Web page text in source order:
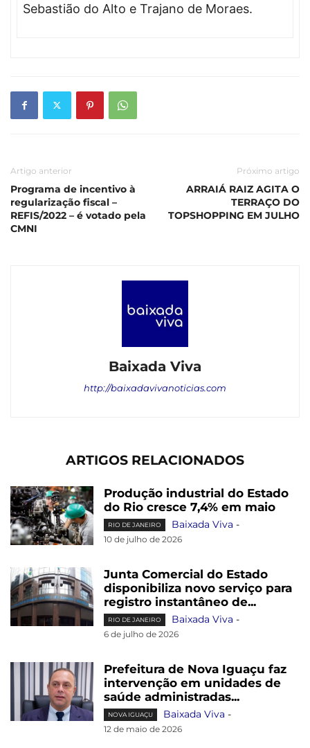
Sebastião do Alto e Trajano de Moraes.
Artigo anterior
Programa de incentivo à
regularização fiscal –
REFIS/2022 – é votado pela
CMNI
Próximo artigo
ARRAIÁ RAIZ AGITA O
TERRAÇO DO
TOPSHOPPING EM JULHO
Baixada Viva
http://baixadavivanoticias.com
ARTIGOS RELACIONADOS
Produção industrial do Estado
do Rio cresce 7,4% em maio
RIO DE JANEIRO Baixada Viva -
10 de julho de 2026
Junta Comercial do Estado
disponibiliza novo serviço para
registro instantâneo de...
RIO DE JANEIRO Baixada Viva -
6 de julho de 2026
Prefeitura de Nova Iguaçu faz
intervenção em unidades de
saúde administradas...
NOVA IGUAÇU Baixada Viva -
12 de maio de 2026